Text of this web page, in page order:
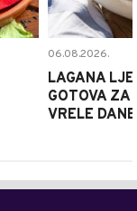
06.08.2026.
LAGANA
GOTOVA ZA
VRELE DANE